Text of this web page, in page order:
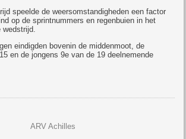
speelde de weersomstandigheden een factor
op de sprintnummers en regenbuien in het
wedstrijd.
eindigden bovenin de middenmoot, de
en de jongens 9e van de 19 deelnemende
ARV Achilles